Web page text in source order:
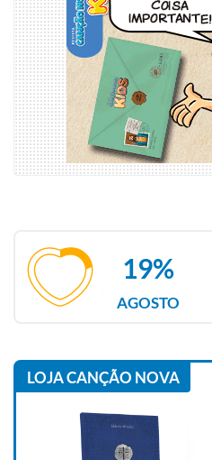
AGOSTO
19%
LOJA CANÇÃO NOVA